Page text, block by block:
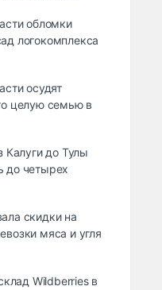
обломки
логокомплекса
осудят
целую семью в
Калуги до Тулы
до четырех
скидки на
мяса и угля
Wildberries в